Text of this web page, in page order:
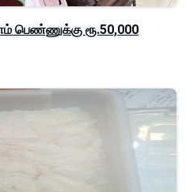
பெண்ணுக்கு ரூ.50,000